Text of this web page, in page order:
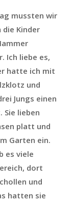
mussten wir
Kinder
Ich liebe es,
hatte ich mit
und
Jungs einen
lieben
platt und
Garten ein.
es viele
dort
und
hatten sie